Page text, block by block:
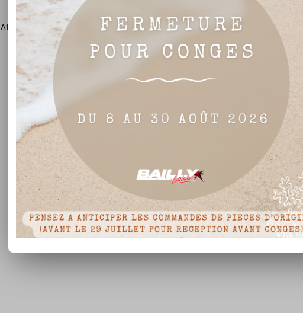
base
Affichage 1-7 de 7 article(s)